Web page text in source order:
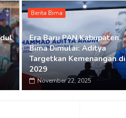
Berita Bima
Era Baru PAN Kabupaten
Bima Dimulai: Aditya
Targetkan Kemenangan di
2029
November 22, 2025